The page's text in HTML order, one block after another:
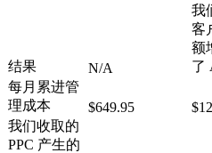
结果 N/A
我
客
额
了
每月累进管
理成本
$649.95
我们收取的
PPC 产生的